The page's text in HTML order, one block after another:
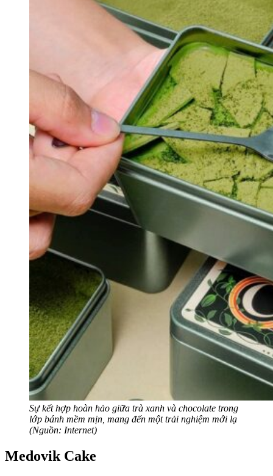
Sự kết hợp hoàn hảo giữa trà xanh và chocolate trong
lớp bánh mềm mịn, mang đến một trải nghiệm mới lạ
(Nguồn: Internet)
Medovik Cake